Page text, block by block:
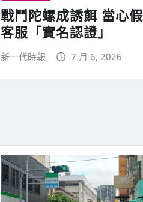
戰鬥陀螺成誘餌 當心假
客服「實名認證」
新一代時報 7 月 6, 2026